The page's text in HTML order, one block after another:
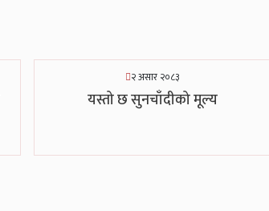
२ असार २०८३
यस्तो छ सुनचाँदीको मूल्य